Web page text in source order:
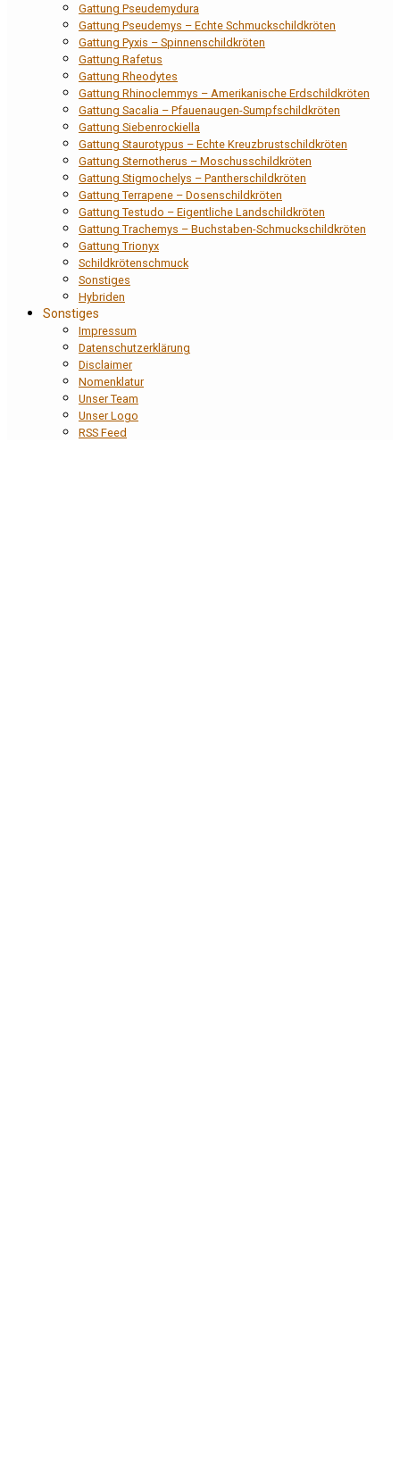
Gattung Pseudemydura
Gattung Pseudemys – Echte Schmuckschildkröten
Gattung Pyxis – Spinnenschildkröten
Gattung Rafetus
Gattung Rheodytes
Gattung Rhinoclemmys – Amerikanische Erdschildkröten
Gattung Sacalia – Pfauenaugen-Sumpfschildkröten
Gattung Siebenrockiella
Gattung Staurotypus – Echte Kreuzbrustschildkröten
Gattung Sternotherus – Moschusschildkröten
Gattung Stigmochelys – Pantherschildkröten
Gattung Terrapene – Dosenschildkröten
Gattung Testudo – Eigentliche Landschildkröten
Gattung Trachemys – Buchstaben-Schmuckschildkröten
Gattung Trionyx
Schildkrötenschmuck
Sonstiges
Hybriden
Sonstiges
Impressum
Datenschutzerklärung
Disclaimer
Nomenklatur
Unser Team
Unser Logo
RSS Feed